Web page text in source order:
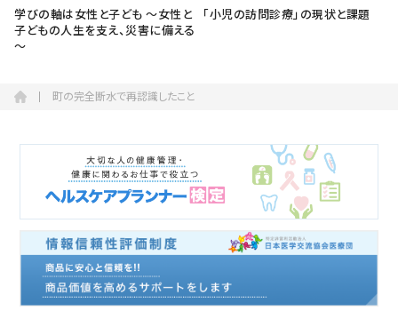
学びの軸は女性と子ども ～女性と
子どもの人生を支え、災害に備える
～
「小児の訪問診療」の現状と課題
町の完全断水で再認識したこと